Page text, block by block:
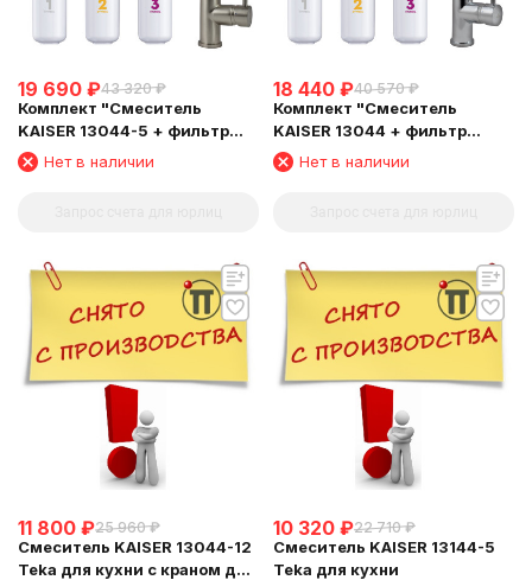
19 690 ₽43 320 ₽
Комплект "Cмеситель
KAISER 13044-5 + фильтр
Барьер"
Нет в наличии
18 440 ₽40 570 ₽
Комплект "Cмеситель
KAISER 13044 + фильтр
Барьер"
Нет в наличии
11 800 ₽25 960 ₽
Смеситель KAISER 13044-12
Teka для кухни с краном для
10 320 ₽22 710 ₽
Смеситель KAISER 13144-5
Teka для кухни